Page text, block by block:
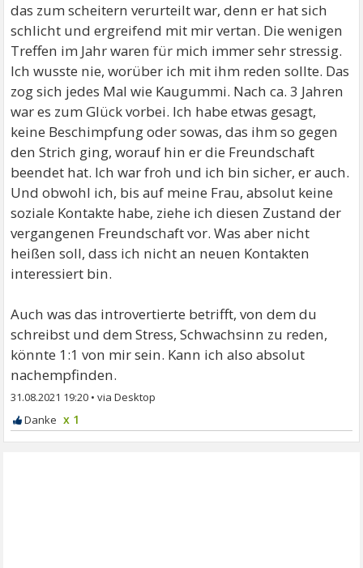
das zum scheitern verurteilt war, denn er hat sich
schlicht und ergreifend mit mir vertan. Die wenigen
Treffen im Jahr waren für mich immer sehr stressig.
Ich wusste nie, worüber ich mit ihm reden sollte. Das
zog sich jedes Mal wie Kaugummi. Nach ca. 3 Jahren
war es zum Glück vorbei. Ich habe etwas gesagt,
keine Beschimpfung oder sowas, das ihm so gegen
den Strich ging, worauf hin er die Freundschaft
beendet hat. Ich war froh und ich bin sicher, er auch.
Und obwohl ich, bis auf meine Frau, absolut keine
soziale Kontakte habe, ziehe ich diesen Zustand der
vergangenen Freundschaft vor. Was aber nicht
heißen soll, dass ich nicht an neuen Kontakten
interessiert bin.
Auch was das introvertierte betrifft, von dem du
schreibst und dem Stress, Schwachsinn zu reden,
könnte 1:1 von mir sein. Kann ich also absolut
nachempfinden.
31.08.2021 19:20 •
x 1